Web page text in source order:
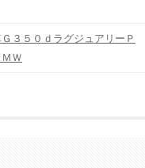
３５０ｄラグジュアリーＰ
Ｗ